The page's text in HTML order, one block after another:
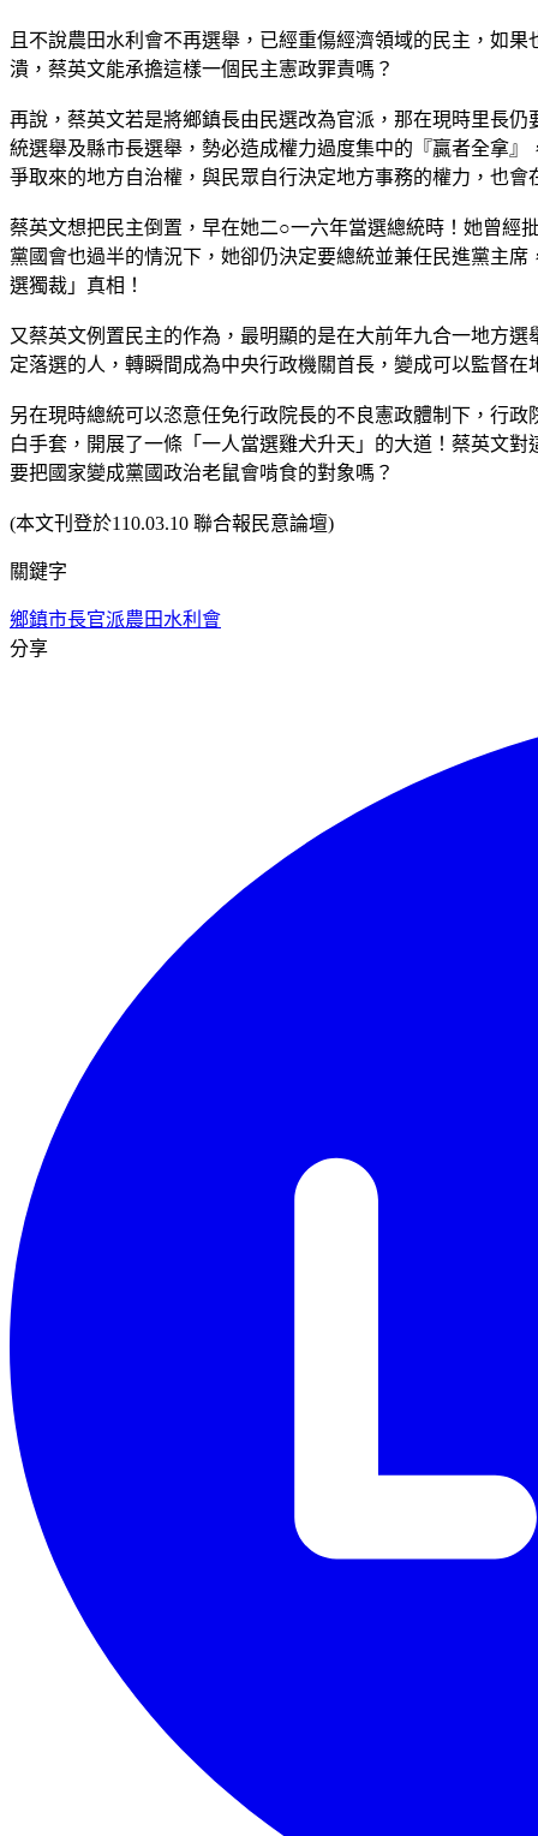
且不說農田水利會不再選舉，已經重傷經濟領域的民主，如
潰，蔡英文能承擔這樣一個民主憲政罪責嗎？
再說，蔡英文若是將鄉鎮長由民選改為官派，那在現時里長
統選舉及縣市長選舉，勢必造成權力過度集中的『贏者全拿
爭取來的地方自治權，與民眾自行決定地方事務的權力，也會
蔡英文想把民主倒置，早在她二○一六年當選總統時！她曾經
黨國會也過半的情況下，她卻仍決定要總統並兼任民進黨主
選獨裁」真相！
又蔡英文例置民主的作為，最明顯的是在大前年九合一地方選
定落選的人，轉瞬間成為中央行政機關首長，變成可以監督
另在現時總統可以恣意任免行政院長的不良憲政體制下，行
白手套，開展了一條「一人當選雞犬升天」的大道！蔡英文
要把國家變成黨國政治老鼠會啃食的對象嗎？
(本文刊登於110.03.10 聯合報民意論壇)
關鍵字
鄉鎮市長官派農田水利會
分享